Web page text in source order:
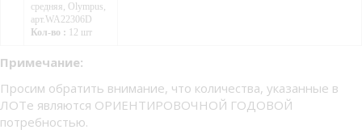
средняя, Olympus,
арт.WA22306D
Кол-во : 12 шт
Примечание:
Просим обратить внимание, что количества, указанные в
ЛОТе являются ОРИЕНТИРОВОЧНОЙ ГОДОВОЙ
потребностью.